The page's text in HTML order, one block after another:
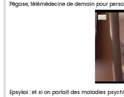
Pégase, télémédecine de demain pour
Epsykoi : et si on parlait des maladies